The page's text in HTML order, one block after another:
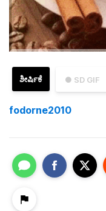
● SD GIF
ಶೀರ್ಷಿಕೆ
fodorne2010